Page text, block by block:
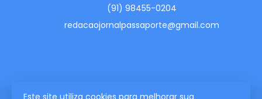
Este site utiliza cookies para melhorar sua
(91) 98455-0204
redacaojornalpassaporte@gmail.com